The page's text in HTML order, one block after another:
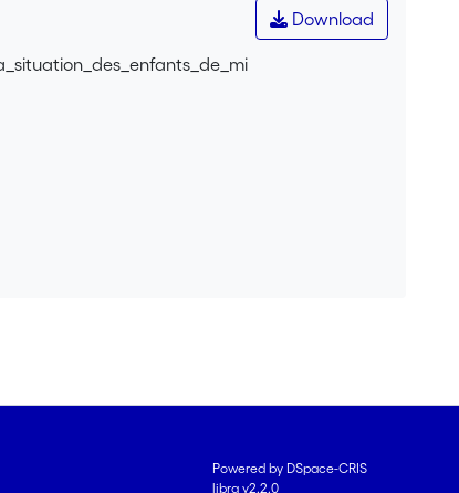
Download
Powered by DSpace-CRIS
libra v2.2.0